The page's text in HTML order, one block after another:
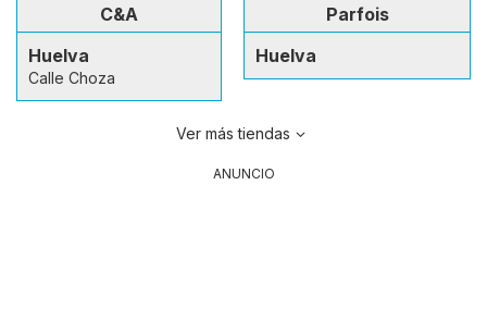
C&A
Huelva
Calle Choza
Parfois
Huelva
Ver más tiendas
ANUNCIO